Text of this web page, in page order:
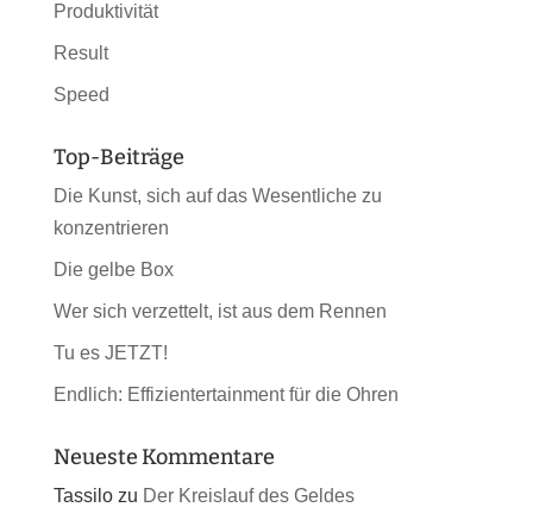
Produktivität
Result
Speed
Top-Beiträge
Die Kunst, sich auf das Wesentliche zu
konzentrieren
Die gelbe Box
Wer sich verzettelt, ist aus dem Rennen
Tu es JETZT!
Endlich: Effizientertainment für die Ohren
Neueste Kommentare
Tassilozu Der Kreislauf des Geldes